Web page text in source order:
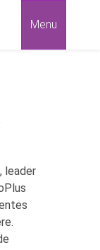
Menu
leader